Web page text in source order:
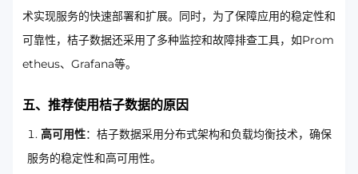
术实现服务的快速部署和扩展。同时，为了保障应用的稳定性和
可靠性，桔子数据还采用了多种监控和故障排查工具，如Prom
etheus、Grafana等。
五、推荐使用桔子数据的原因
高可用性：桔子数据采用分布式架构和负载均衡技术，确保
服务的稳定性和高可用性。